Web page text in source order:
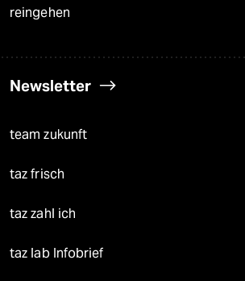
reingehen
Newsletter
team zukunft
taz frisch
taz zahl ich
taz lab Infobrief